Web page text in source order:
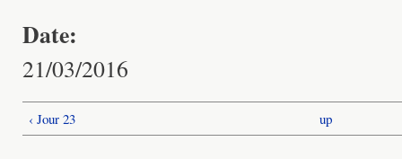
Date:
21/03/2016
‹ Jour 23 up